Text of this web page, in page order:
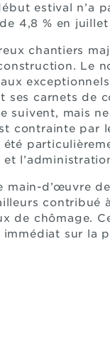
estival n’a
4,8 % en
chantiers
Le
ses carnets de
suivent, mais
contrainte par
et
main-d’œuvre
contribué
de chômage.
sur la